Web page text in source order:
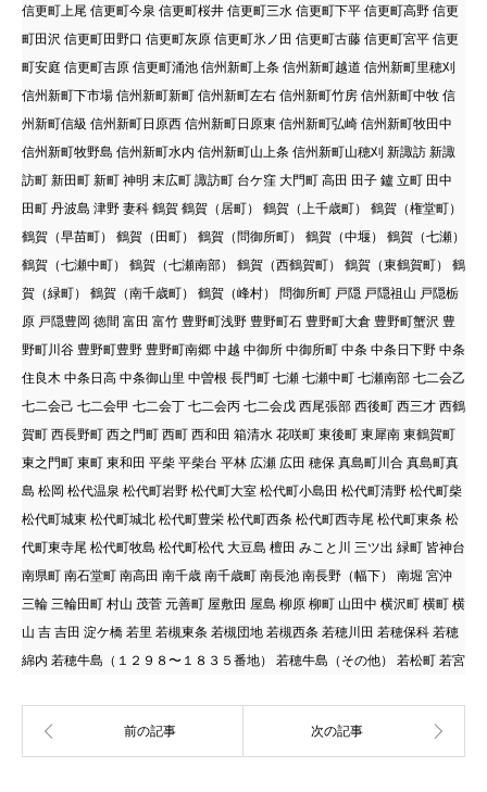
信更町上尾 信更町今泉 信更町桜井 信更町三水 信更町下平 信更町高野 信更
町田沢 信更町田野口 信更町灰原 信更町氷ノ田 信更町古藤 信更町宮平 信更
町安庭 信更町吉原 信更町涌池 信州新町上条 信州新町越道 信州新町里穂刈
信州新町下市場 信州新町新町 信州新町左右 信州新町竹房 信州新町中牧 信
州新町信級 信州新町日原西 信州新町日原東 信州新町弘崎 信州新町牧田中
信州新町牧野島 信州新町水内 信州新町山上条 信州新町山穂刈 新諏訪 新諏
訪町 新田町 新町 神明 末広町 諏訪町 台ケ窪 大門町 高田 田子 鑪 立町 田中
田町 丹波島 津野 妻科 鶴賀 鶴賀（居町） 鶴賀（上千歳町） 鶴賀（権堂町）
鶴賀（早苗町） 鶴賀（田町） 鶴賀（問御所町） 鶴賀（中堰） 鶴賀（七瀬）
鶴賀（七瀬中町） 鶴賀（七瀬南部） 鶴賀（西鶴賀町） 鶴賀（東鶴賀町） 鶴
賀（緑町） 鶴賀（南千歳町） 鶴賀（峰村） 問御所町 戸隠 戸隠祖山 戸隠栃
原 戸隠豊岡 徳間 富田 富竹 豊野町浅野 豊野町石 豊野町大倉 豊野町蟹沢 豊
野町川谷 豊野町豊野 豊野町南郷 中越 中御所 中御所町 中条 中条日下野 中条
住良木 中条日高 中条御山里 中曽根 長門町 七瀬 七瀬中町 七瀬南部 七二会乙
七二会己 七二会甲 七二会丁 七二会丙 七二会戊 西尾張部 西後町 西三才 西鶴
賀町 西長野町 西之門町 西町 西和田 箱清水 花咲町 東後町 東犀南 東鶴賀町
東之門町 東町 東和田 平柴 平柴台 平林 広瀬 広田 穂保 真島町川合 真島町真
島 松岡 松代温泉 松代町岩野 松代町大室 松代町小島田 松代町清野 松代町柴
松代町城東 松代町城北 松代町豊栄 松代町西条 松代町西寺尾 松代町東条 松
代町東寺尾 松代町牧島 松代町松代 大豆島 檀田 みこと川 三ツ出 緑町 皆神台
南県町 南石堂町 南高田 南千歳 南千歳町 南長池 南長野（幅下） 南堀 宮沖
三輪 三輪田町 村山 茂菅 元善町 屋敷田 屋島 柳原 柳町 山田中 横沢町 横町 横
山 吉 吉田 淀ケ橋 若里 若槻東条 若槻団地 若槻西条 若穂川田 若穂保科 若穂
綿内 若穂牛島（１２９８〜１８３５番地） 若穂牛島（その他） 若松町 若宮